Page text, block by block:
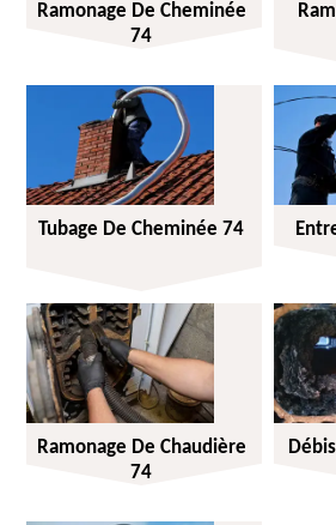
Ramonage De Cheminée
74
Tubage De Cheminée 74
Ramonage De Chaudière
74